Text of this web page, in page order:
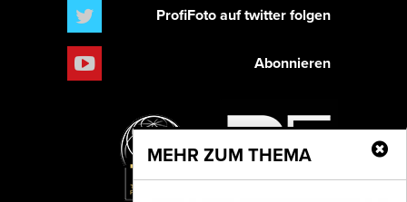
MEHR ZUM THEMA
ProfiFoto auf twitter folgen
Abonnieren